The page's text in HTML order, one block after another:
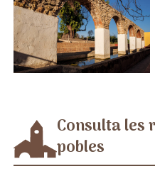
Consulta les
pobles